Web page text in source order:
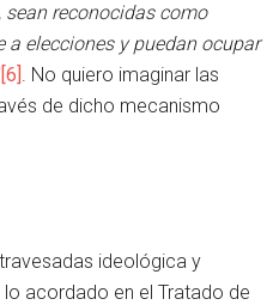
reconocidas como
elecciones y puedan ocupar
[6]. No quiero imaginar las
de dicho mecanismo
ideológica y
acordado en el Tratado de